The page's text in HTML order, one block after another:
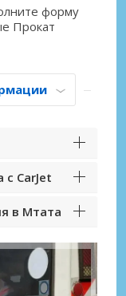
форму
Прокат
CarJet
в Мтата